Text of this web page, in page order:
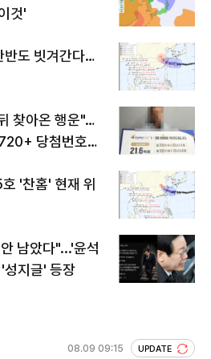
것'
반도 빗겨간다…
찾아온 행운"…
당첨번호조
'찬홈' 현재 위
남았다"...'윤석
성지글' 등장
08.09 09:15 UPDATE